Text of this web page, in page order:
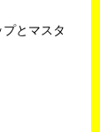
とマスタ